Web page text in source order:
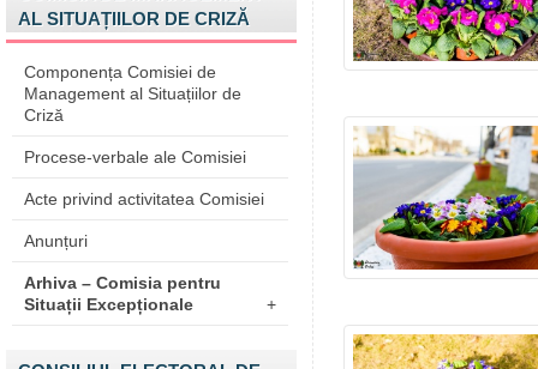
AL SITUAȚIILOR DE CRIZĂ
Componența Comisiei de
Management al Situațiilor de
Criză
Procese-verbale ale Comisiei
Acte privind activitatea Comisiei
Anunțuri
Arhiva – Comisia pentru
Situații Excepționale
+